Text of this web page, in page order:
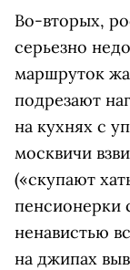
Во-вторых,
серьезно
маршруток
подрезают
на кухнях с
москвичи
(«скупают
пенсионерки
ненавистью
на джипах